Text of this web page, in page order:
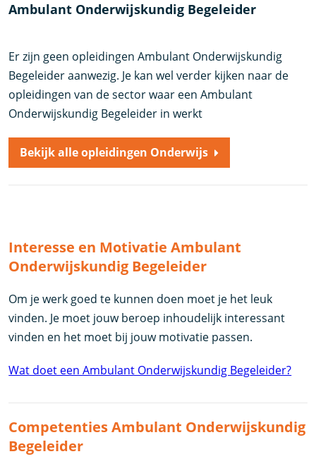
Ambulant Onderwijskundig Begeleider
Er zijn geen opleidingen Ambulant Onderwijskundig
Begeleider aanwezig. Je kan wel verder kijken naar de
opleidingen van de sector waar een Ambulant
Onderwijskundig Begeleider in werkt
Bekijk alle opleidingen Onderwijs
Interesse en Motivatie Ambulant
Onderwijskundig Begeleider
Om je werk goed te kunnen doen moet je het leuk
vinden. Je moet jouw beroep inhoudelijk interessant
vinden en het moet bij jouw motivatie passen.
Wat doet een Ambulant Onderwijskundig Begeleider?
Competenties Ambulant Onderwijskundig
Begeleider